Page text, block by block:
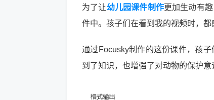
为了让幼儿园课件制作更加生动有
件中。孩子们在看到我的视频时，
通过Focusky制作的这份课件，孩
到了知识，也增强了对动物的保护意